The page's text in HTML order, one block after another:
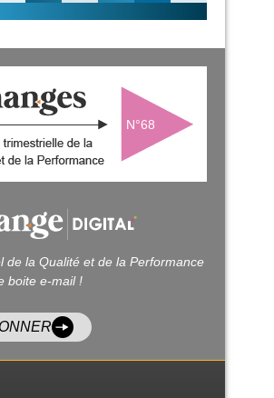
N°68
de la Qualité et de la Performance
boite e-mail !